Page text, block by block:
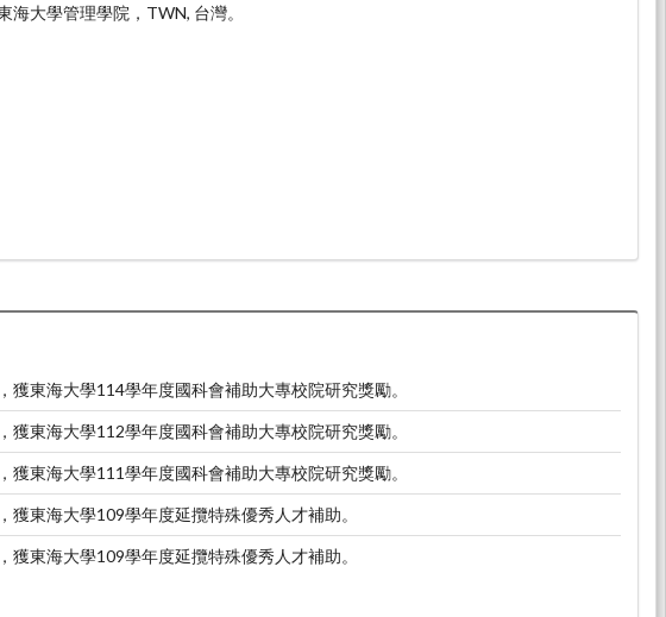
海大學管理學院，TWN, 台灣。
獲東海大學114學年度國科會補助大專校院研究獎勵。
獲東海大學112學年度國科會補助大專校院研究獎勵。
獲東海大學111學年度國科會補助大專校院研究獎勵。
獲東海大學109學年度延攬特殊優秀人才補助。
獲東海大學109學年度延攬特殊優秀人才補助。